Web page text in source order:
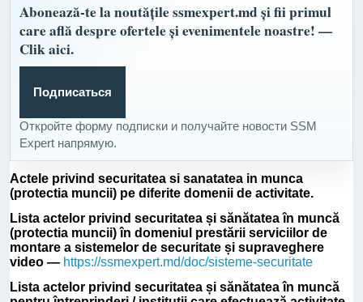
Abonează-te la noutățile ssmexpert.md și fii primul
care află despre ofertele și evenimentele noastre! —
Clik aici.
Подписаться
Откройте форму подписки и получайте новости SSM
Expert напрямую.
Actele privind securitatea si sanatatea in munca
(protectia muncii) pe diferite domenii de activitate.
Lista actelor privind securitatea și sănătatea în muncă
(protectia muncii) în domeniul prestării serviciilor de
montare a sistemelor de securitate și supraveghere
video — https://ssmexpert.md/doc/sisteme-securitate
Lista actelor privind securitatea și sănătatea în muncă